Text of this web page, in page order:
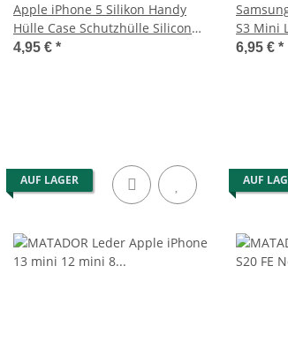
Apple iPhone 5 Silikon Handy
Hülle Case Schutzhülle Silicon
Schwarz
4,95 € *
S3 Mini
Pink
6,95 € *
AUF LAGER AUF
BRISBANE Echt Leder
Handytasche Magnet
MATADOR
Brusttasche